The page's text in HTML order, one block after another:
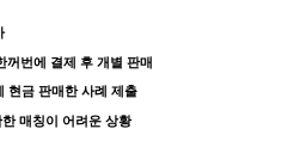
꺼번에 결제 후 개별 판매
현금 판매한 사례 제출
매칭이 어려운 상황